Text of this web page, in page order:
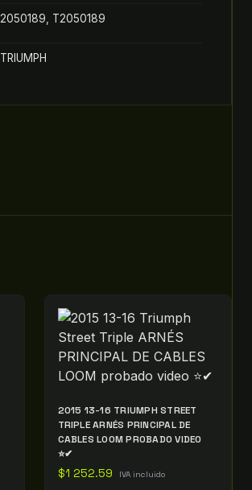
2050189, T2050189
TRIUMPH
2015 13-16 TRIUMPH STREET
TRIPLE ARNÉS PRINCIPAL DE
CABLES LOOM PROBADO VIDEO
⭐✔
$1 252.59 IVA incluido